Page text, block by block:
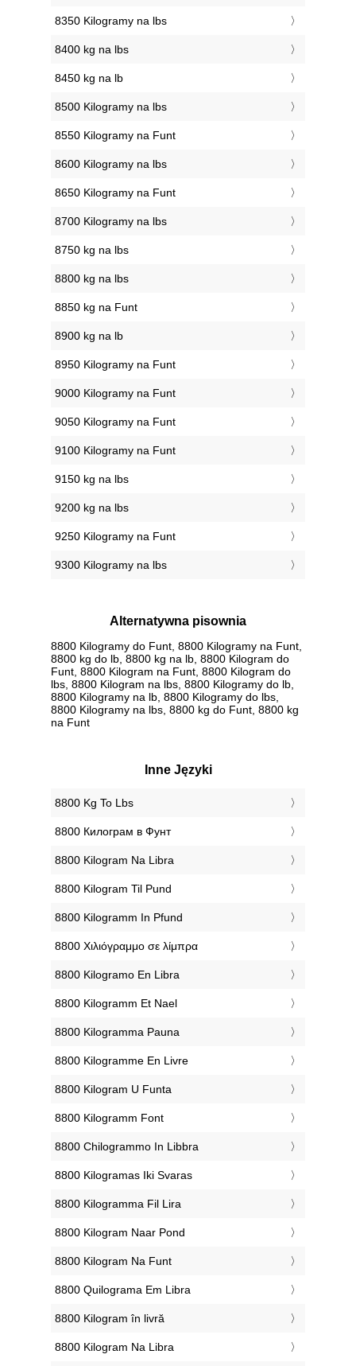
8350 Kilogramy na lbs
8400 kg na lbs
8450 kg na lb
8500 Kilogramy na lbs
8550 Kilogramy na Funt
8600 Kilogramy na lbs
8650 Kilogramy na Funt
8700 Kilogramy na lbs
8750 kg na lbs
8800 kg na lbs
8850 kg na Funt
8900 kg na lb
8950 Kilogramy na Funt
9000 Kilogramy na Funt
9050 Kilogramy na Funt
9100 Kilogramy na Funt
9150 kg na lbs
9200 kg na lbs
9250 Kilogramy na Funt
9300 Kilogramy na lbs
Alternatywna pisownia
8800 Kilogramy do Funt, 8800 Kilogramy na Funt,
8800 kg do lb, 8800 kg na lb, 8800 Kilogram do
Funt, 8800 Kilogram na Funt, 8800 Kilogram do
lbs, 8800 Kilogram na lbs, 8800 Kilogramy do lb,
8800 Kilogramy na lb, 8800 Kilogramy do lbs,
8800 Kilogramy na lbs, 8800 kg do Funt, 8800 kg
na Funt
Inne Języki
‎8800 Kg To Lbs
‎8800 Килограм в Фунт
‎8800 Kilogram Na Libra
‎8800 Kilogram Til Pund
‎8800 Kilogramm In Pfund
‎8800 Χιλιόγραμμο σε λίμπρα
‎8800 Kilogramo En Libra
‎8800 Kilogramm Et Nael
‎8800 Kilogramma Pauna
‎8800 Kilogramme En Livre
‎8800 Kilogram U Funta
‎8800 Kilogramm Font
‎8800 Chilogrammo In Libbra
‎8800 Kilogramas Iki Svaras
‎8800 Kilogramma Fil Lira
‎8800 Kilogram Naar Pond
‎8800 Kilogram Na Funt
‎8800 Quilograma Em Libra
‎8800 Kilogram în livră
‎8800 Kilogram Na Libra